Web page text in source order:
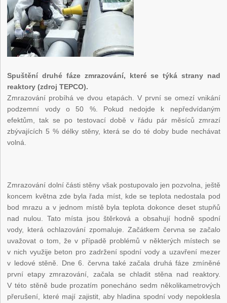
Spuštění druhé fáze zmrazování, které se týká strany nad
reaktory (zdroj TEPCO).
Zmrazování probíhá ve dvou etapách. V první se omezí vnikání
podzemní vody o 50 %. Pokud nedojde k nepředvídaným
efektům, tak se po testovací době v řádu pár měsíců zmrazí
zbývajících 5 % délky stěny, která se do té doby bude nechávat
volná.
Zmrazování dolní části stěny však postupovalo jen pozvolna, ještě
koncem května zde byla řada míst, kde se teplota nedostala pod
bod mrazu a v jednom místě byla teplota dokonce deset stupňů
nad nulou. Tato místa jsou štěrková a obsahují hodně spodní
vody, která ochlazování zpomaluje. Začátkem června se začalo
uvažovat o tom, že v případě problémů v některých místech se
v nich využije beton pro zadržení spodní vody a uzavření mezer
v ledové stěně. Dne 6. června také začala druhá fáze zmíněné
první etapy zmrazování, začala se chladit stěna nad reaktory.
V této stěně bude prozatím ponecháno sedm několikametrových
přerušení, které mají zajistit, aby hladina spodní vody nepoklesla